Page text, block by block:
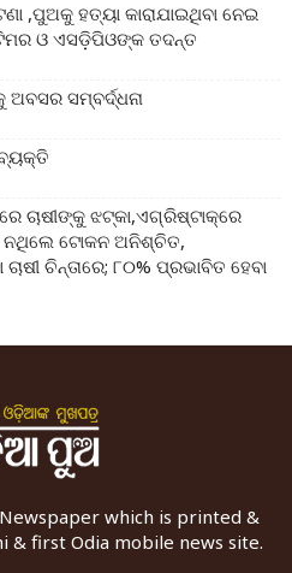
,ପୁଅକୁ ହତ୍ୟା କାରାଯାଇଥିବା ନେଇ
ଓ ଏସଡ଼ିପିଓଙ୍କ ତଦନ୍ତ
ସମ୍ବର୍ଦ୍ଧନା
ଚାଷୀଙ୍କୁ ଝଟ୍‌କା,ଏଗ୍ରିଷ୍ଟାକ୍‌ରେ
ନଥିଲେ ଟୋକନ ଅନିଶ୍ଚିତ,
ଚିନ୍ତାରେ; ୮୦% ପ୍ରଭାବିତ ହେବା
which is printed &
& first Odia mobile news site.